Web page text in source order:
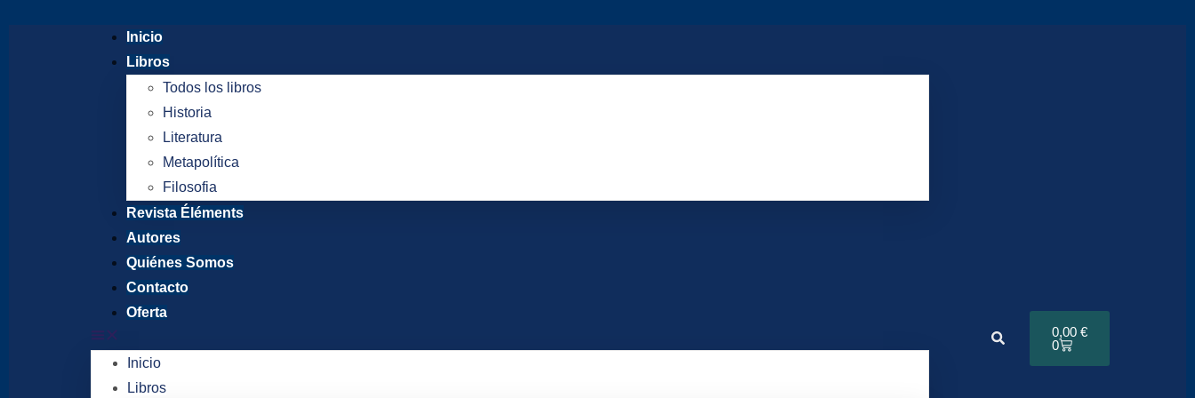
Inicio
Libros
Todos los libros
Historia
Literatura
Metapolítica
Filosofia
Revista Éléments
Autores
Quiénes Somos
Contacto
Oferta
Inicio
Libros
0,00 €
0